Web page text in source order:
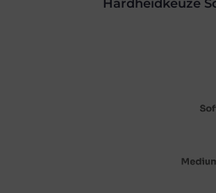
Hardheidkeuze